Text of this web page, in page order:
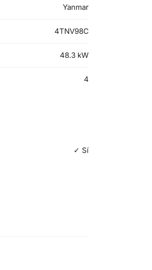
Yanmar
4TNV98C
48.3 kW
4
✓ Sí